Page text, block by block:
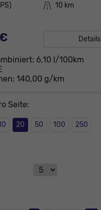
Kilometerstand 10 km
Details
6,10 l/100km
140,00 g/km
Seite:
20 50 100 250